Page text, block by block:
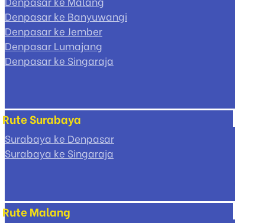
Denpasar ke Banyuwangi
Denpasar ke Jember
Denpasar Lumajang
Denpasar ke Singaraja
Rute Surabaya
Surabaya ke Denpasar
Surabaya ke Singaraja
Rute Malang